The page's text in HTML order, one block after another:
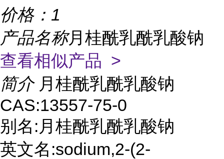
价格： 1
产品名称月桂酰乳酰乳酸钠
查看相似产品 >
简介 月桂酰乳酰乳酸钠
CAS:13557-75-0
别名:月桂酰乳酰乳酸钠
英文名:sodium,2-(2-